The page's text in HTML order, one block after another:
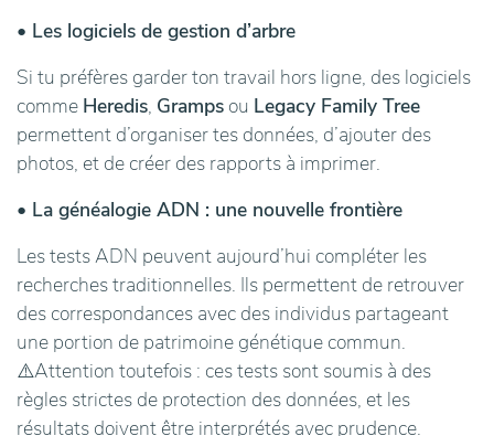
• Les logiciels de gestion d’arbre
Si tu préfères garder ton travail hors ligne, des logiciels
comme Heredis, Gramps ou Legacy Family Tree
permettent d’organiser tes données, d’ajouter des
photos, et de créer des rapports à imprimer.
• La généalogie ADN : une nouvelle frontière
Les tests ADN peuvent aujourd’hui compléter les
recherches traditionnelles. Ils permettent de retrouver
des correspondances avec des individus partageant
une portion de patrimoine génétique commun.
⚠️Attention toutefois : ces tests sont soumis à des
règles strictes de protection des données, et les
résultats doivent être interprétés avec prudence.